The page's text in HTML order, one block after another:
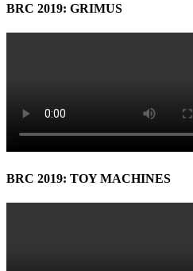
BRC 2019: GRIMUS
BRC 2019: TOY MACHINES